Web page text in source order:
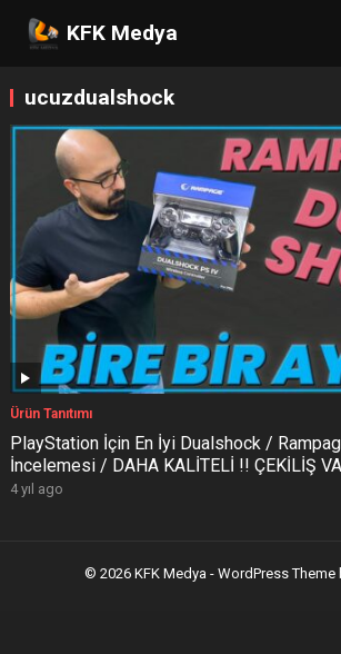
KFK Medya
ucuzdualshock
Ürün Tanıtımı
PlayStation İçin En İyi Dualshock /
İncelemesi / DAHA KALİTELİ !! ÇEKİLİŞ
4 yıl ago
© 2026 KFK Medya - WordPress Theme